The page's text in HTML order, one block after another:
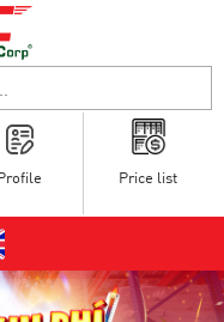
Price list